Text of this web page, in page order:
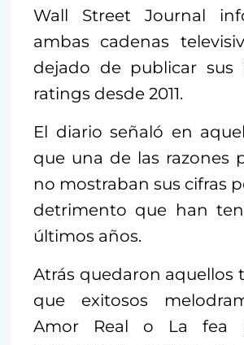
Wall Street Journal
ambas cadenas
dejado de publicar sus
ratings desde 2011.
El diario señaló en
que una de las razones
no mostraban sus cifras
detrimento que han
últimos años.
Atrás quedaron aquellos
que exitosos
Amor Real o La fea